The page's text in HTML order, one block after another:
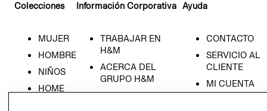
Colecciones
MUJER
HOMBRE
NIÑOS
HOME
Información Corporativa
TRABAJAR EN
H&M
ACERCA DEL
GRUPO H&M
RESPONSABILIDAD
Ayuda
CONTACTO
SERVICIO AL
CLIENTE
MI CUENTA